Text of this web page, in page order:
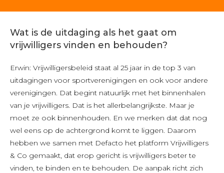
Wat is de uitdaging als het gaat om
vrijwilligers vinden en behouden?
Erwin: Vrijwilligersbeleid staat al 25 jaar in de top 3 van
uitdagingen voor sportverenigingen en ook voor andere
verenigingen. Dat begint natuurlijk met het binnenhalen
van je vrijwilligers. Dat is het allerbelangrijkste. Maar je
moet ze ook binnenhouden. En we merken dat dat nog
wel eens op de achtergrond komt te liggen. Daarom
hebben we samen met Defacto het platform Vrijwilligers
& Co gemaakt, dat erop gericht is vrijwilligers beter te
vinden, te binden en te behouden. De aanpak richt zich